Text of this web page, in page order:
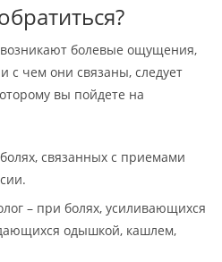
возникают болевые ощущения,
с чем они связаны, следует
вы пойдете на
связанных с приемами
– при болях, усиливающихся
одышкой, кашлем,